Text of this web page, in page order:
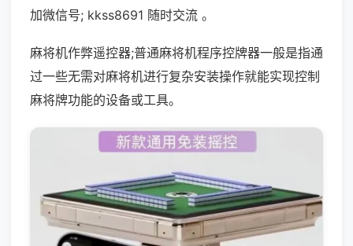
加微信号; kkss8691 随时交流 。
麻将机作弊遥控器;普通麻将机程序控牌器一般是指通
过一些无需对麻将机进行复杂安装操作就能实现控制
麻将牌功能的设备或工具。